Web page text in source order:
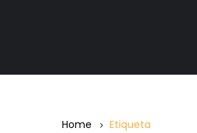
Home Etiqueta